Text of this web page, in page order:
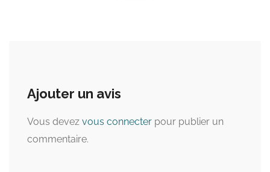
Ajouter un avis
Vous devez vous connecter pour publier un
commentaire.